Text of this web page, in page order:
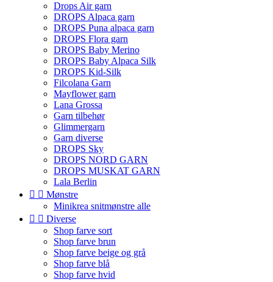
Drops Air garn
DROPS Alpaca garn
DROPS Puna alpaca garn
DROPS Flora garn
DROPS Baby Merino
DROPS Baby Alpaca Silk
DROPS Kid-Silk
Filcolana Garn
Mayflower garn
Lana Grossa
Garn tilbehør
Glimmergarn
Garn diverse
DROPS Sky
DROPS NORD GARN
DROPS MUSKAT GARN
Lala Berlin
  Mønstre
Minikrea snitmønstre alle
  Diverse
Shop farve sort
Shop farve brun
Shop farve beige og grå
Shop farve blå
Shop farve hvid